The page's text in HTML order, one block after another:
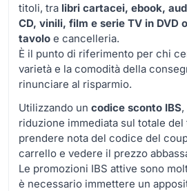
titoli, tra libri cartacei, ebook,
CD, vinili, film e serie TV in DVD
tavolo e cancelleria.
È il punto di riferimento per chi
varietà e la comodità della
rinunciare al risparmio.
Utilizzando un codice sconto IBS
riduzione immediata sul totale
prendere nota del codice del
carrello e vedere il prezzo
Le promozioni IBS attive sono
è necessario immettere un